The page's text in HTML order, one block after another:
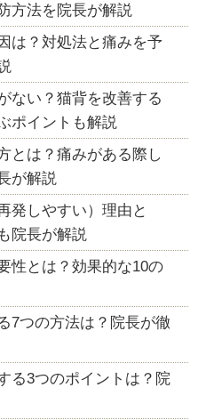
方法を院長が解説
は？対処法と痛みを予
ない？猫背を改善する
ポイントも解説
とは？痛みがある際し
が解説
発しやすい）理由と
院長が解説
性とは？効果的な10の
7つの方法は？院長が徹
る3つのポイントは？院